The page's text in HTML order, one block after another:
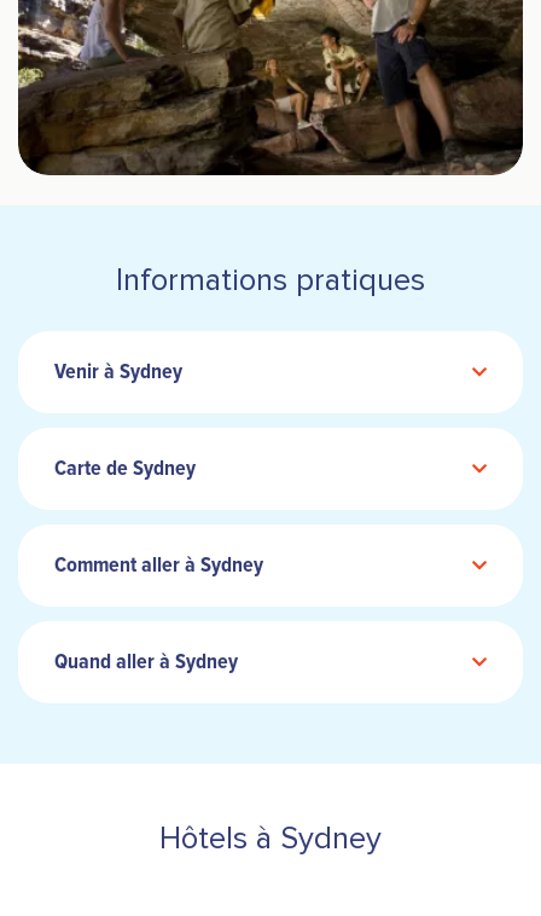
Informations pratiques
Venir à Sydney
Carte de Sydney
Comment aller à Sydney
Quand aller à Sydney
Hôtels à Sydney